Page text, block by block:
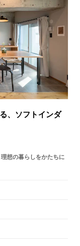
、ソフトインダ
想の暮らしをかたちに